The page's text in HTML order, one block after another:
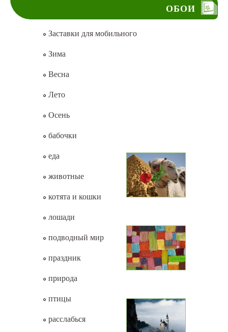
ОБОИ
Заставки для мобильного
Зима
Весна
Лето
Осень
бабочки
еда
животные
котята и кошки
лошади
подводный мир
праздник
природа
птицы
расслабься